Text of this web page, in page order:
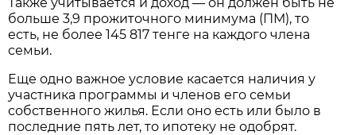
больше 3,9 прожиточного минимума (ПМ), то
есть, не более 145 817 тенге на каждого члена
семьи.
Еще одно важное условие касается наличия у
участника программы и членов его семьи
собственного жилья. Если оно есть или было в
последние пять лет, то ипотеку не одобрят.